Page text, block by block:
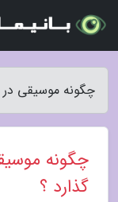
چگونه موسیقی در
چگونه
گذارد ؟